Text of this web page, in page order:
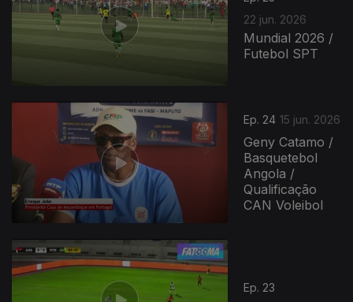
22 jun. 2026
Mundial 2026 /
Futebol SPT
Ep. 24 15 jun. 2026
Geny Catamo /
Basquetebol
Angola /
Qualificação
CAN Voleibol
Ep. 23